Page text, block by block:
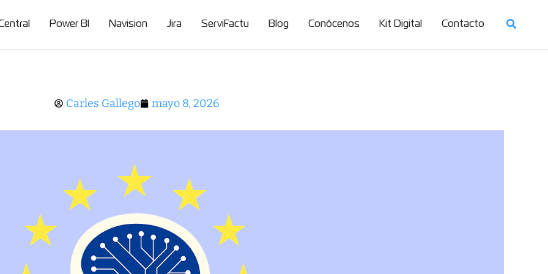
Power BI Navision Jira ServiFactu Blog Conócenos Kit Digital Contacto
Carles Gallego
mayo 8, 2026